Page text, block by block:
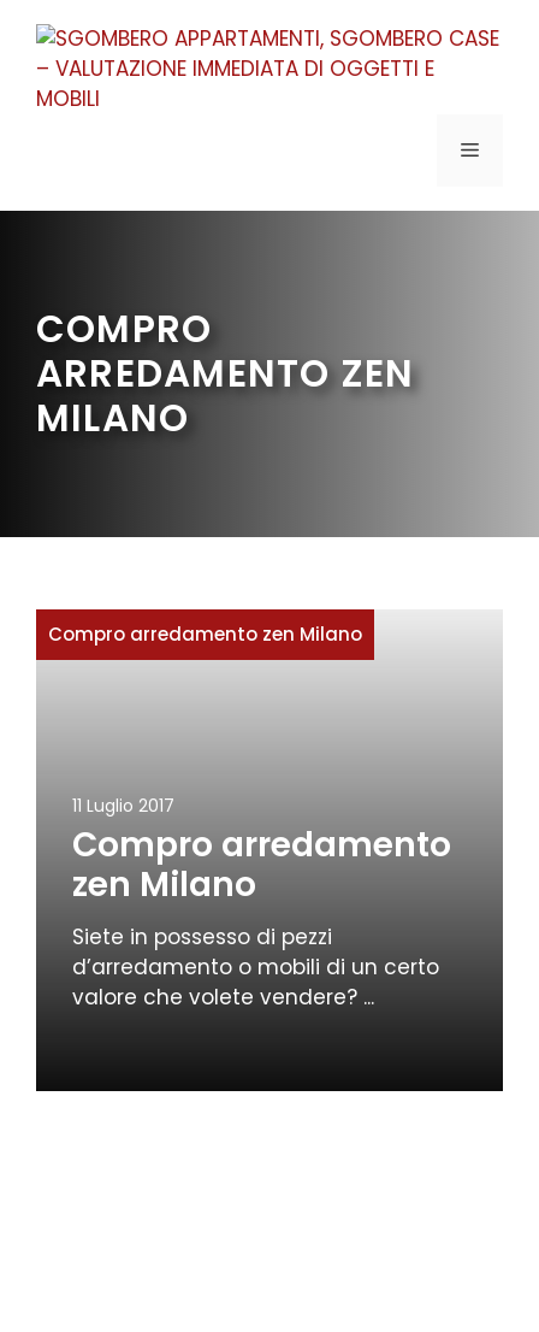
contenuto
MENU
COMPRO
ARREDAMENTO ZEN
MILANO
Compro arredamento zen Milano
11 Luglio 2017
Compro arredamento
zen Milano
Siete in possesso di pezzi
d’arredamento o mobili di un certo
valore che volete vendere? ...